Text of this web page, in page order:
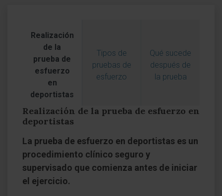
Realización
de la
prueba de
esfuerzo
en
deportistas
Tipos de
pruebas de
esfuerzo
Qué sucede
después de
la prueba
Realización de la prueba de esfuerzo en
deportistas
La prueba de esfuerzo en deportistas es un
procedimiento clínico seguro y
supervisado que comienza antes de iniciar
el ejercicio.